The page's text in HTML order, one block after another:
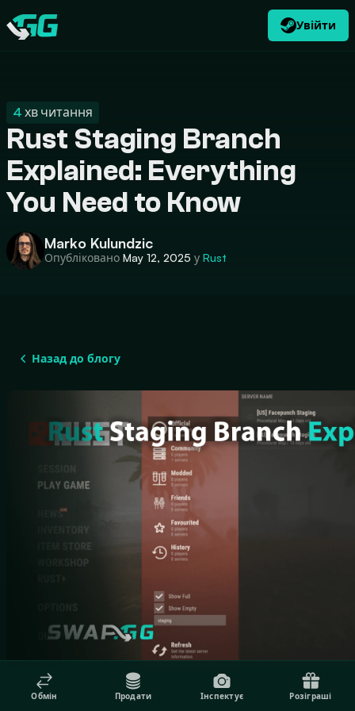
Swap.gg
Увійти
CATEGORIES UK $ USD
4 хв читання
Rust Staging Branch
Explained: Everything
You Need to Know
Marko Kulundzic
Опубліковано May 12, 2025 у Rust
Назад до блогу
Обмін Продати Інспектує Розіграші